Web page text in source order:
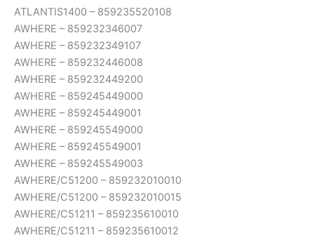
ATLANTIS1400 – 859235520108
AWHERE – 859232346007
AWHERE – 859232349107
AWHERE – 859232446008
AWHERE – 859232449200
AWHERE – 859245449000
AWHERE – 859245449001
AWHERE – 859245549000
AWHERE – 859245549001
AWHERE – 859245549003
AWHERE/C51200 – 859232010010
AWHERE/C51200 – 859232010015
AWHERE/C51211 – 859235610010
AWHERE/C51211 – 859235610012